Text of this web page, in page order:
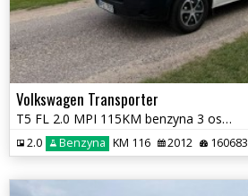
Volkswagen Transporter
T5 FL 2.0 MPI 115KM benzyna 3 osobowy 160tys km przebiegu
2.0 Benzyna KM 116 2012 160683